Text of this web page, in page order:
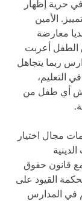
حرية إظهار
الأمين
معارضة
الطفل أعربت
ربما يتجاهل
التعليم،
أي طفل من
مجال اختيار
مع قانون حقوق
القيود على
في المدارس